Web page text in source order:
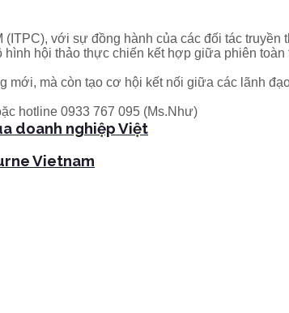
với sự đồng hành của các đối tác truyền
hội thảo thực chiến kết hợp giữa phiên toàn
mà còn tạo cơ hội kết nối giữa các lãnh
hotline 0933 767 095 (Ms.Như)
doanh nghiệp Việt
Vietnam